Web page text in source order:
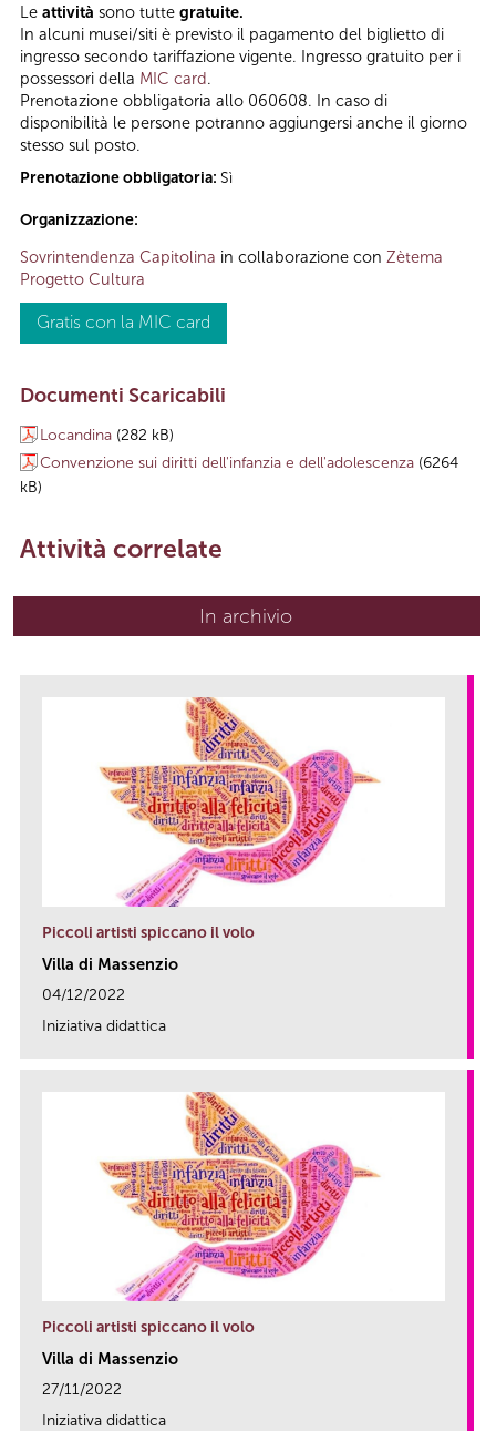
Le attività sono tutte gratuite.
In alcuni musei/siti è previsto il pagamento del biglietto di
ingresso secondo tariffazione vigente. Ingresso gratuito per i
possessori della MIC card.
Prenotazione obbligatoria allo 060608. In caso di
disponibilità le persone potranno aggiungersi anche il giorno
stesso sul posto.
Prenotazione obbligatoria: Sì
Organizzazione:
Sovrintendenza Capitolina in collaborazione con Zètema
Progetto Cultura
Gratis con la MIC card
Documenti Scaricabili
Locandina (282 kB)
Convenzione sui diritti dell'infanzia e dell'adolescenza (6264
kB)
Attività correlate
In archivio
Piccoli artisti spiccano il volo
Villa di Massenzio
04/12/2022
Iniziativa didattica
Piccoli artisti spiccano il volo
Villa di Massenzio
27/11/2022
Iniziativa didattica